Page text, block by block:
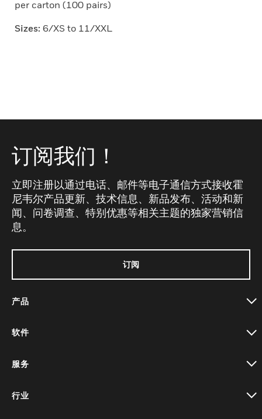
per carton (100 pairs)
Sizes: 6/XS to 11/XXL
订阅我们！
立即注册以通过电话、邮件等电子通信方式接收霍
尼韦尔产品更新、技术信息、新品发布、活动和新
闻、问卷调查、特别优惠等相关主题的独家营销信
息。
订阅
产品
软件
服务
行业